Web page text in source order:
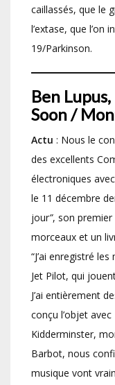
caillassés, que le
l’extase, que l’on
19/Parkinson.
Ben
Soon /
Actu : Nous le
des excellents
électroniques
le 11 décembre
jour”, son premier
morceaux et un
“J’ai enregistré
Jet Pilot, qui
J’ai entièrement
conçu l’objet
Kidderminster,
Barbot, nous
musique vont